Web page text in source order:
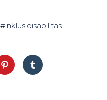
#inklusidisabilitas
Click
to
share
Click
to
share